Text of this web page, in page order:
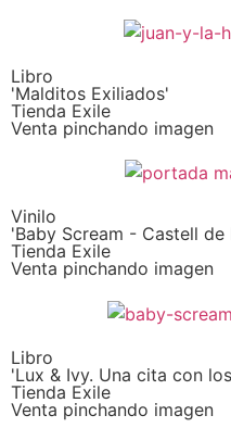
Libro
'Malditos Exiliados'
Tienda Exile
Venta pinchando imagen
Vinilo
'Baby Scream - Castell de
Tienda Exile
Venta pinchando imagen
Libro
'Lux & Ivy. Una cita con
Tienda Exile
Venta pinchando imagen